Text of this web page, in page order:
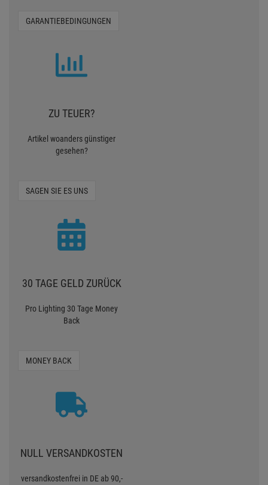
GARANTIEBEDINGUNGEN
ZU TEUER?
Artikel woanders günstiger
gesehen?
SAGEN SIE ES UNS
30 TAGE GELD ZURÜCK
Pro Lighting 30 Tage Money
Back
MONEY BACK
NULL VERSANDKOSTEN
versandkostenfrei in DE ab 90,-